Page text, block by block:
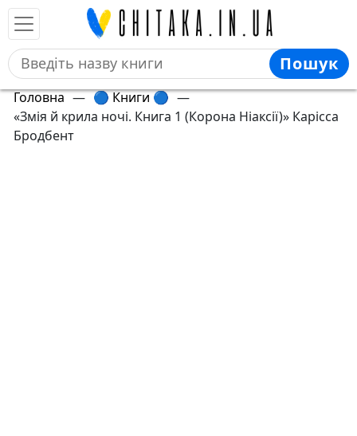
Пошук
Головна — 🔵 Книги 🔵 —
«Змія й крила ночі. Книга 1 (Корона Ніаксії)» Карісса
Бродбент